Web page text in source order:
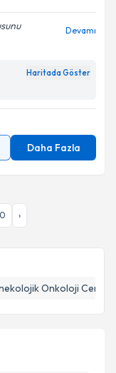
Onkoloji
Devamı
Haritada Göster
Daha Fazla
›